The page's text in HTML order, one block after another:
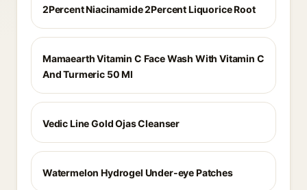
2Percent Niacinamide 2Percent Liquorice Root
Mamaearth Vitamin C Face Wash With Vitamin C
And Turmeric 50 Ml
Vedic Line Gold Ojas Cleanser
Watermelon Hydrogel Under-eye Patches